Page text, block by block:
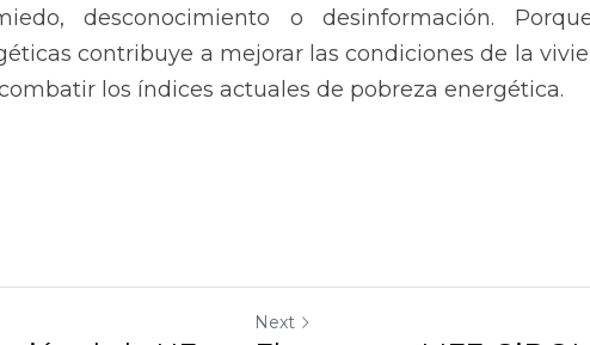
desconocimiento o desinformación.
contribuye a mejorar las condiciones de la
los índices actuales de pobreza energética.
Next